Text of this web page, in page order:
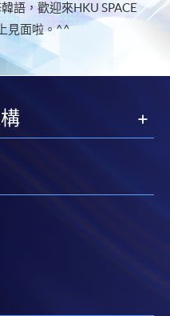
，歡迎來HKU SPACE
見面啦。^^